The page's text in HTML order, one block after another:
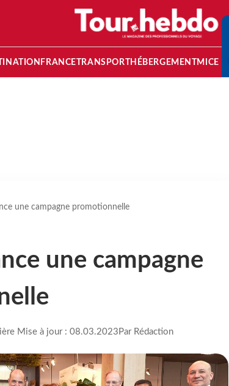
FRANCETRANSPORT HÉBERGEMENTMICE
une campagne promotionnelle
une campagne
Mise à jour : 08.03.2023Par Rédaction